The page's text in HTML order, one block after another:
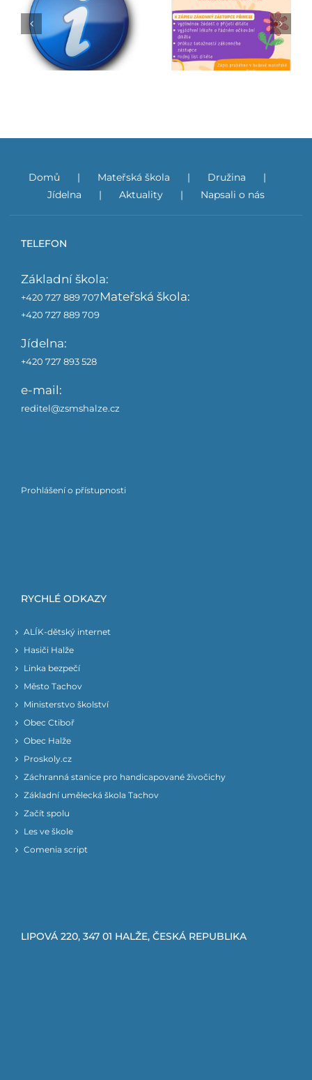
Zápis do mateřské
školy
Jarmark
Domů Mateřská škola
Družina
Jídelna
Aktuality Napsali o nás
TELEFON
Základní škola:
+420 727 889 707Mateřská škola:
+420 727 889 709
Jídelna:
+420 727 893 528
e-mail:
reditel@zsmshalze.cz
Prohlášení o přístupnosti
RYCHLÉ ODKAZY
ALÍK-dětský internet
Hasiči Halže
Linka bezpečí
Město Tachov
Ministerstvo školství
Obec Ctiboř
Obec Halže
Proskoly.cz
Záchranná stanice pro handicapované živočichy
Základní umělecká škola Tachov
Začít spolu
Les ve škole
Comenia script
LIPOVÁ 220, 347 01 HALŽE, ČESKÁ REPUBLIKA